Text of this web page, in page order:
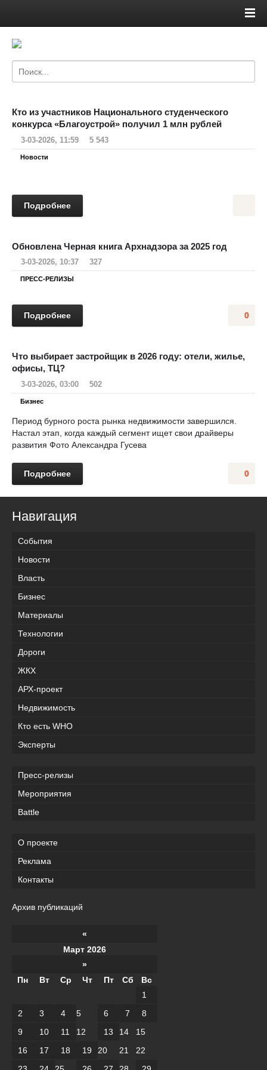
Кто из участников Национального студенческого
конкурса «Благоустрой» получил 1 млн рублей
3-03-2026, 11:59 5 543
Новости
Подробнее
Обновлена Черная книга Архнадзора за 2025 год
3-03-2026, 10:37 327
ПРЕСС-РЕЛИЗЫ
0
Подробнее
Что выбирает застройщик в 2026 году: отели, жилье,
офисы, ТЦ?
3-03-2026, 03:00 502
Бизнес
Период бурного роста рынка недвижимости завершился.
Настал этап, когда каждый сегмент ищет свои драйверы
развития Фото Александра Гусева
0
Подробнее
Навигация
События
Новости
Власть
Бизнес
Материалы
Технологии
Дороги
ЖКХ
АРХ-проект
Недвижимость
Кто есть WHO
Эксперты
Пресс-релизы
Мероприятия
Battle
О проекте
Реклама
Контакты
Архив публикаций
«
Март 2026
»
Пн
Вт Ср Чт Пт Сб
Вс
1
2
3 4 5 6 7
8
9
10 11 12 13 14
15
16
17 18 19 20 21
22